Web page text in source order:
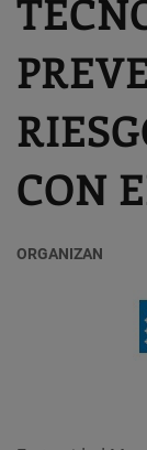
CON
ORGANIZAN